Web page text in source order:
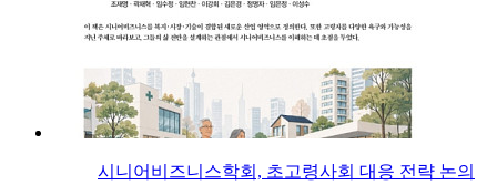
시니어비즈니스학회, 초고령사회 대응 전략 논의